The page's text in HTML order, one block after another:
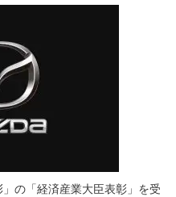
の「経済産業大臣表彰」を受